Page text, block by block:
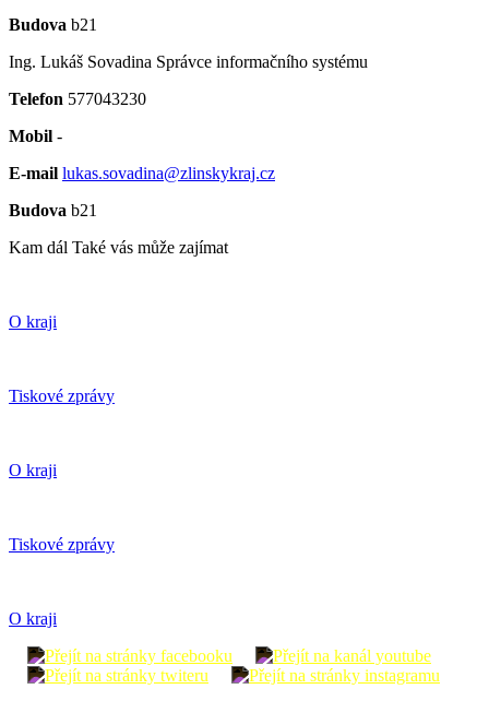
Budova b21
Ing. Lukáš Sovadina Správce informačního systému
Telefon 577043230
Mobil -
E-mail lukas.sovadina@zlinskykraj.cz
Budova b21
Kam dál Také vás může zajímat
O kraji
Tiskové zprávy
O kraji
Tiskové zprávy
O kraji